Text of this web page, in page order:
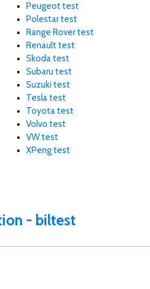
Peugeot test
Polestar test
Range Rover test
Renault test
Skoda test
Subaru test
Suzuki test
Tesla test
Toyota test
Volvo test
VW test
XPeng test
- biltest